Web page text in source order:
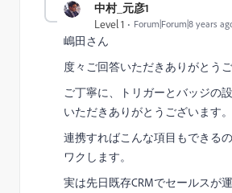
中村_元彦1
Level 1 Forum|Forum|8 years
嶋田さん
度々ご回答いただきありがとう
ご丁寧に、トリガーとバッジの
いただきありがとうございます。
連携すればこんな項目もできる
ワクします。
実は先日既存CRMでセールスが